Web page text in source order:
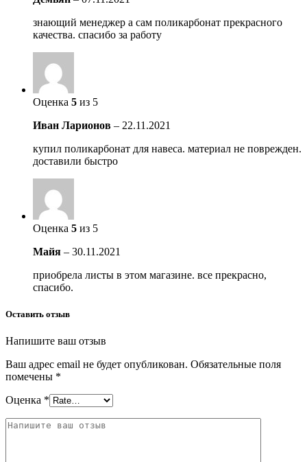
знающий менеджер а сам поликарбонат прекрасного
качества. спасибо за работу
Оценка 5 из 5
Иван Ларионов – 22.11.2021
купил поликарбонат для навеса. материал не поврежден.
доставили быстро
Оценка 5 из 5
Майя – 30.11.2021
приобрела листы в этом магазине. все прекрасно,
спасибо.
Оставить отзыв
Напишите ваш отзыв
Ваш адрес email не будет опубликован. Обязательные поля
помечены *
Оценка *